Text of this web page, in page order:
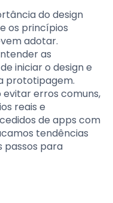
do design
os princípios
adotar.
as
iniciar o design e
prototipagem.
erros comuns,
reais e
de apps com
tendências
passos para